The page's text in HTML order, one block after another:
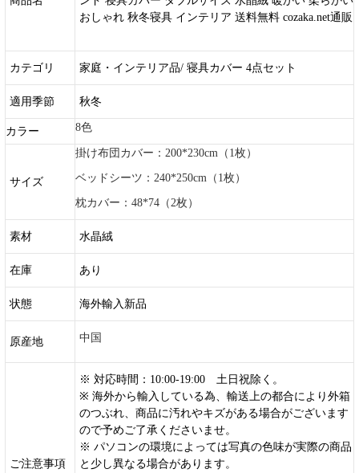
おしゃれ 秋冬寝具 インテリア 送料無料 cozaka.net通販
カテゴリ 家庭・インテリア品/ 寝具カバー 4点セット
適用季節 秋冬
カラー 8色
サイズ
掛け布団カバー：200*230cm（1枚）
ベッドシーツ：240*250cm（1枚）
枕カバー：48*74（2枚）
素材 水晶絨
在庫 あり
状態 海外輸入新品
原産地 中国
ご注意事項
※ 対応時間：10:00-19:00 土日祝除く。
※ 海外から輸入している為、輸送上の都合により外箱
のつぶれ、商品に汚れやキズがある場合がございます
ので予めご了承くださいませ。
※ パソコンの環境によっては写真の色味が実際の商品
と少し異なる場合があります。